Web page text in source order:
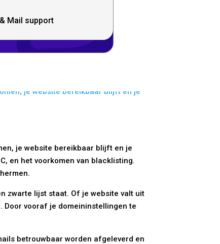
Mail support
je website bereikbaar blijft en je
en het voorkomen van blacklisting.
zwarte lijst staat. Of je website valt uit
Door vooraf je domeininstellingen te
betrouwbaar worden afgeleverd en